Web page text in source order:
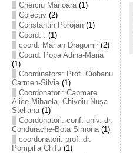
Cherciu Marioara(1)
Colectiv(2)
Constantin Porojan(1)
Coord. : (1)
coord. Marian Dragomir(2)
Coord. Popa Adina-Maria
(1)
Coordinators: Prof. Ciobanu
Carmen-Silvia(1)
Coordonatori: Capmare
Alice Mihaela, Chivoiu Nușa
Steliana(1)
Coordonatori: conf. univ. dr.
Condurache-Bota Simona(1)
coordonatori: prof. dr.
Pompilia Chifu(1)